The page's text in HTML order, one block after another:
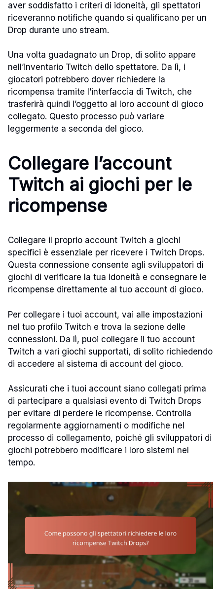
aver soddisfatto i criteri di idoneità, gli spettatori
riceveranno notifiche quando si qualificano per un
Drop durante uno stream.
Una volta guadagnato un Drop, di solito appare
nell’inventario Twitch dello spettatore. Da lì, i
giocatori potrebbero dover richiedere la
ricompensa tramite l’interfaccia di Twitch, che
trasferirà quindi l’oggetto al loro account di gioco
collegato. Questo processo può variare
leggermente a seconda del gioco.
Collegare l’account
Twitch ai giochi per le
ricompense
Collegare il proprio account Twitch a giochi
specifici è essenziale per ricevere i Twitch Drops.
Questa connessione consente agli sviluppatori di
giochi di verificare la tua idoneità e consegnare le
ricompense direttamente al tuo account di gioco.
Per collegare i tuoi account, vai alle impostazioni
nel tuo profilo Twitch e trova la sezione delle
connessioni. Da lì, puoi collegare il tuo account
Twitch a vari giochi supportati, di solito richiedendo
di accedere al sistema di account del gioco.
Assicurati che i tuoi account siano collegati prima
di partecipare a qualsiasi evento di Twitch Drops
per evitare di perdere le ricompense. Controlla
regolarmente aggiornamenti o modifiche nel
processo di collegamento, poiché gli sviluppatori di
giochi potrebbero modificare i loro sistemi nel
tempo.